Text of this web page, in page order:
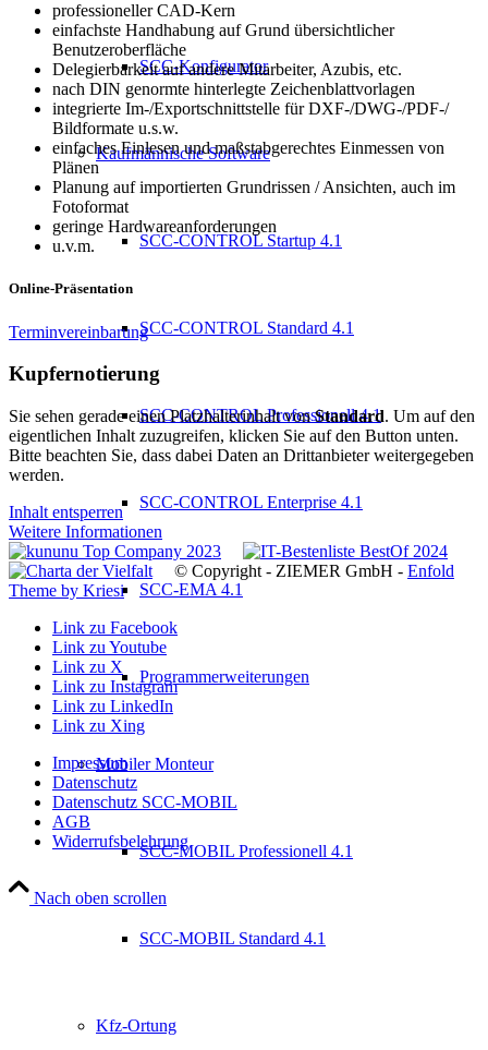
SCC-Konfigurator
Kaufmännische Software
SCC-CONTROL Startup 4.1
SCC-CONTROL Standard 4.1
SCC-CONTROL Professionell 4.1
SCC-CONTROL Enterprise 4.1
SCC-EMA 4.1
Programmerweiterungen
Mobiler Monteur
SCC-MOBIL Professionell 4.1
SCC-MOBIL Standard 4.1
Kfz-Ortung
professioneller CAD-Kern
einfachste Handhabung auf Grund übersichtlicher
Benutzeroberfläche
Delegierbarkeit auf andere Mitarbeiter, Azubis, etc.
nach DIN genormte hinterlegte Zeichenblattvorlagen
integrierte Im-/Exportschnittstelle für DXF-/DWG-/PDF-/
Bildformate u.s.w.
einfaches Einlesen und maßstabgerechtes Einmessen von
Plänen
Planung auf importierten Grundrissen / Ansichten, auch im
Fotoformat
geringe Hardwareanforderungen
u.v.m.
Online-Präsentation
Terminvereinbarung
Kupfernotierung
Sie sehen gerade einen Platzhalterinhalt vonStandard. Um auf den
eigentlichen Inhalt zuzugreifen, klicken Sie auf den Button unten.
Bitte beachten Sie, dass dabei Daten an Drittanbieter weitergegeben
werden.
Inhalt entsperren
Weitere Informationen
© Copyright - ZIEMER GmbH - Enfold
Theme by Kriesi
Link zu Facebook
Link zu Youtube
Link zu X
Link zu Instagram
Link zu LinkedIn
Link zu Xing
Impressum
Datenschutz
Datenschutz SCC-MOBIL
AGB
Widerrufsbelehrung
Nach oben scrollen